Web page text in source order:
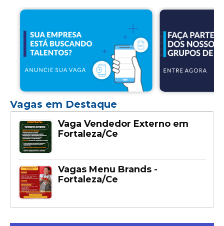
Vagas em Destaque
Vaga Vendedor Externo em
Fortaleza/Ce
Vagas Menu Brands -
Fortaleza/Ce